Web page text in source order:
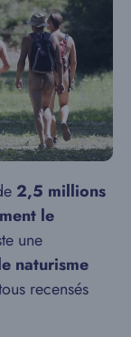
2,5 millions
le
une
naturisme
recensés